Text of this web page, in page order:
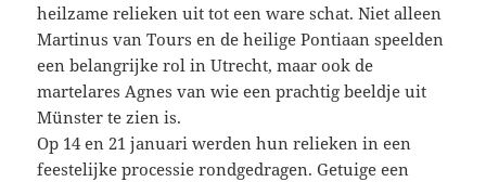
heilzame relieken uit tot een ware schat. Niet alleen
Martinus van Tours en de heilige Pontiaan speelden
een belangrijke rol in Utrecht, maar ook de
martelares Agnes van wie een prachtig beeldje uit
Münster te zien is.
Op 14 en 21 januari werden hun relieken in een
feestelijke processie rondgedragen. Getuige een